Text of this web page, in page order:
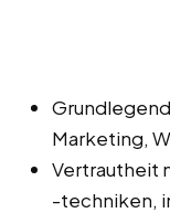
Marketing,
Vertrautheit
-techniken,